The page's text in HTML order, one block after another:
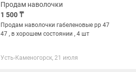
Продам наволочки
1 500 ₸
Продам наволочки габеленовые рр 47
47 , в хорошем состоянии , 4 шт
Усть-Каменогорск, 21 июля